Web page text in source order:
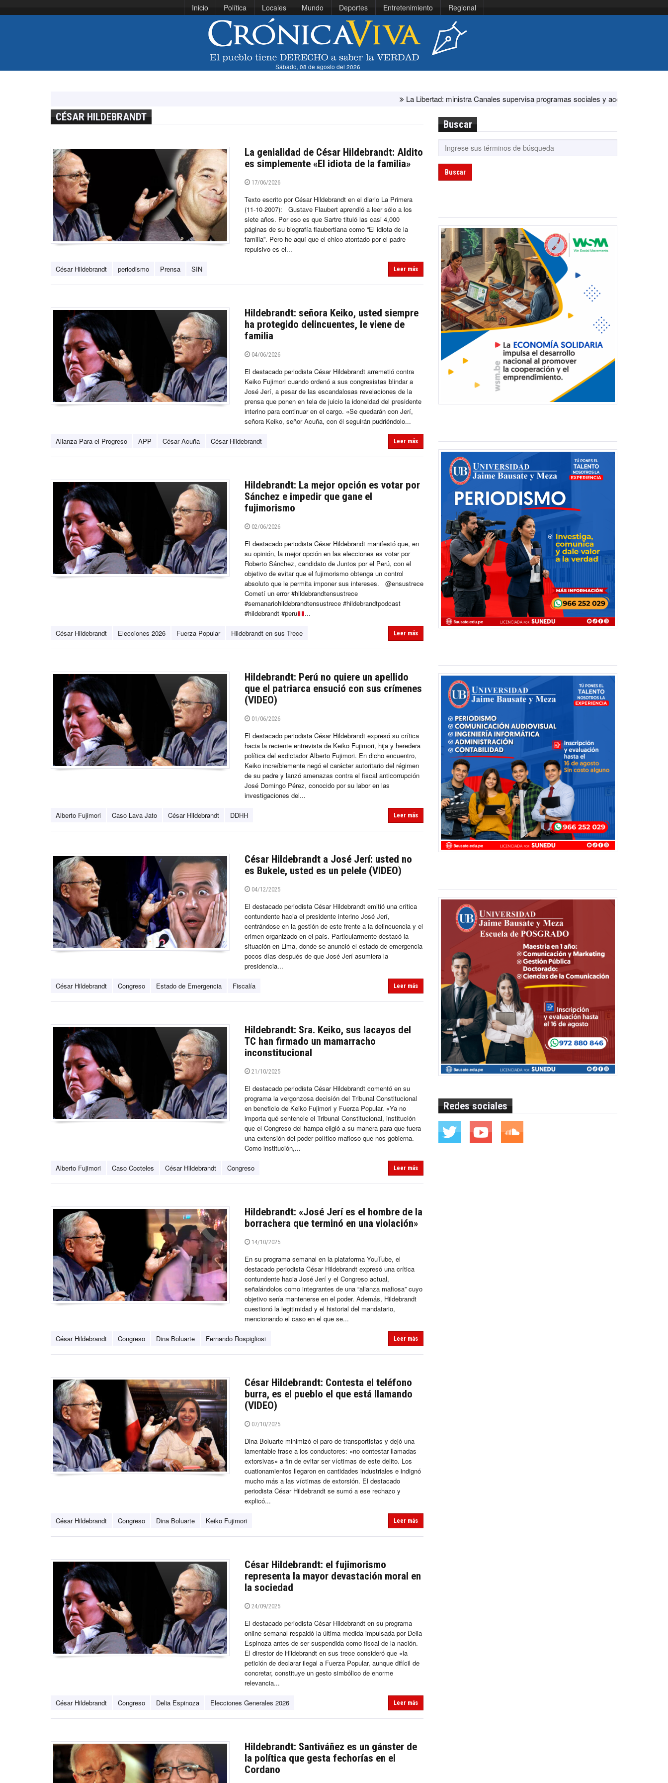
Inicio Política Locales Mundo Deportes Entretenimiento Regional
Sábado, 08 de agosto del 2026
La Libertad: ministra Canales supervisa programas sociales y acciones ante El Niño
CÉSAR HILDEBRANDT
La genialidad de César Hildebrandt: Aldito
es simplemente «El idiota de la familia»
17/06/2026
Texto escrito por César Hildebrandt en el diario La Primera
(11-10-2007): Gustave Flaubert aprendió a leer sólo a los
siete años. Por eso es que Sartre tituló las casi 4,000
páginas de su biografía flaubertiana como “El idiota de la
familia”. Pero he aquí que el chico atontado por el padre
repulsivo es el...
César Hildebrandt periodismo Prensa SIN Leer más
Hildebrandt: señora Keiko, usted siempre
ha protegido delincuentes, le viene de
familia
04/06/2026
El destacado periodista César Hildebrandt arremetió contra
Keiko Fujimori cuando ordenó a sus congresistas blindar a
José Jerí, a pesar de las escandalosas revelaciones de la
prensa que ponen en tela de juicio la idoneidad del presidente
interino para continuar en el cargo. «Se quedarán con Jerí,
señora Keiko, señor Acuña, con él seguirán pudriéndolo...
Alianza Para el Progreso APP César Acuña César Hildebrandt Leer más
Hildebrandt: La mejor opción es votar por
Sánchez e impedir que gane el
fujimorismo
02/06/2026
El destacado periodista César Hildebrandt manifestó que, en
su opinión, la mejor opción en las elecciones es votar por
Roberto Sánchez, candidato de Juntos por el Perú, con el
objetivo de evitar que el fujimorismo obtenga un control
absoluto que le permita imponer sus intereses. @ensustrece
Cometí un error #hildebrandtensustrece
#semanariohildebrandtensustrece #hildebrandtpodcast
#hildebrandt #peru
...
César Hildebrandt Elecciones 2026 Fuerza Popular Hildebrandt en sus Trece Leer más
Hildebrandt: Perú no quiere un apellido
que el patriarca ensució con sus crímenes
(VIDEO)
01/06/2026
El destacado periodista César Hildebrandt expresó su crítica
hacia la reciente entrevista de Keiko Fujimori, hija y heredera
política del exdictador Alberto Fujimori. En dicho encuentro,
Keiko increíblemente negó el carácter autoritario del régimen
de su padre y lanzó amenazas contra el fiscal anticorrupción
José Domingo Pérez, conocido por su labor en las
investigaciones del...
Alberto Fujimori Caso Lava Jato César Hildebrandt DDHH Leer más
César Hildebrandt a José Jerí: usted no
es Bukele, usted es un pelele (VIDEO)
04/12/2025
El destacado periodista César Hildebrandt emitió una crítica
contundente hacia el presidente interino José Jerí,
centrándose en la gestión de este frente a la delincuencia y el
crimen organizado en el país. Particularmente destacó la
situación en Lima, donde se anunció el estado de emergencia
pocos días después de que José Jerí asumiera la
presidencia...
César Hildebrandt Congreso Estado de Emergencia Fiscalía Leer más
Hildebrandt: Sra. Keiko, sus lacayos del
TC han firmado un mamarracho
inconstitucional
21/10/2025
El destacado periodista César Hildebrandt comentó en su
programa la vergonzosa decisión del Tribunal Constitucional
en beneficio de Keiko Fujimori y Fuerza Popular. «Ya no
importa qué sentencie el Tribunal Constitucional, institución
que el Congreso del hampa eligió a su manera para que fuera
una extensión del poder político mafioso que nos gobierna.
Como institución,...
Alberto Fujimori Caso Cocteles César Hildebrandt Congreso Leer más
Hildebrandt: «José Jerí es el hombre de la
borrachera que terminó en una violación»
14/10/2025
En su programa semanal en la plataforma YouTube, el
destacado periodista César Hildebrandt expresó una crítica
contundente hacia José Jerí y el Congreso actual,
señalándolos como integrantes de una “alianza mafiosa” cuyo
objetivo sería mantenerse en el poder. Además, Hildebrandt
cuestionó la legitimidad y el historial del mandatario,
mencionando el caso en el que se...
César Hildebrandt Congreso Dina Boluarte Fernando Rospigliosi Leer más
César Hildebrandt: Contesta el teléfono
burra, es el pueblo el que está llamando
(VIDEO)
07/10/2025
Dina Boluarte minimizó el paro de transportistas y dejó una
lamentable frase a los conductores: «no contestar llamadas
extorsivas» a fin de evitar ser víctimas de este delito. Los
cuationamientos llegaron en cantidades industriales e indignó
mucho más a las víctimas de extorsión. El destacado
periodista César Hildebrandt se sumó a ese rechazo y
explicó...
César Hildebrandt Congreso Dina Boluarte Keiko Fujimori Leer más
César Hildebrandt: el fujimorismo
representa la mayor devastación moral en
la sociedad
24/09/2025
El destacado periodista César Hildebrandt en su programa
online semanal respaldó la última medida impulsada por Delia
Espinoza antes de ser suspendida como fiscal de la nación.
El direstor de Hildebrandt en sus trece consideró que «la
petición de declarar ilegal a Fuerza Popular, aunque difícil de
concretar, constituye un gesto simbólico de enorme
relevancia...
César Hildebrandt Congreso Delia Espinoza Elecciones Generales 2026 Leer más
Hildebrandt: Santiváñez es un gánster de
la política que gesta fechorías en el
Cordano
Buscar
Buscar
Redes sociales